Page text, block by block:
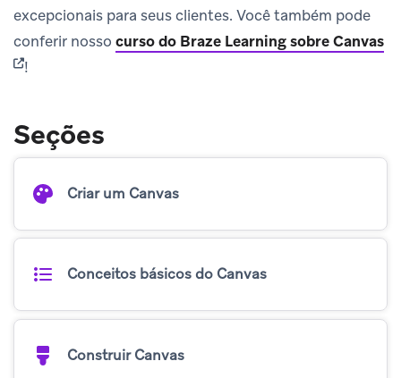
excepcionais para seus clientes. Você também pode
conferir nosso curso do Braze Learning sobre Canvas
!
Seções
Criar um Canvas
Conceitos básicos do Canvas
Construir Canvas